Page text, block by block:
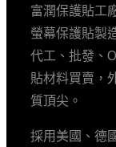
富潤保護貼工
螢幕保護貼製
代工、批發、
貼材料買賣，
質頂尖。
採用美國、德